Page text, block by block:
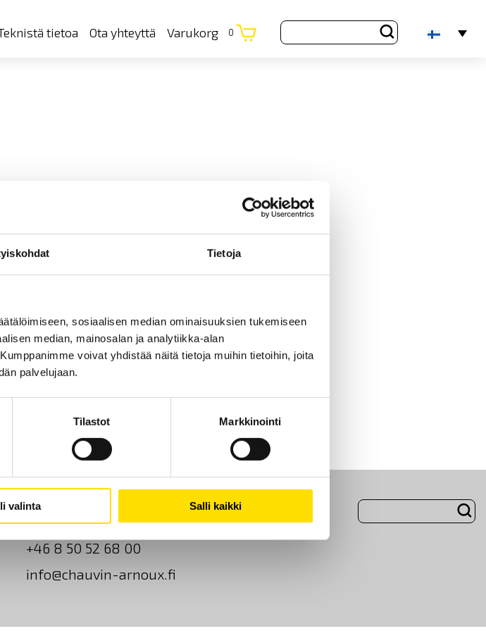
Tietoja
sosiaalisen median ominaisuuksien tukemiseen
median, mainosalan ja analytiikka-alan
voivat yhdistää näitä tietoja muihin tietoihin, joita
palvelujaan.
Tilastot Markkinointi
valinta Salli kaikki
tietoa Ota yhteyttä Varukorg 0
meistä Evästeet
+46 8 50 52 68 00
info@chauvin-arnoux.fi